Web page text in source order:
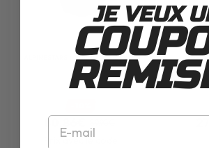
TOURING KIDNEY BELT
NOIR
80.86€
Prix avec le code
FOX
JE VEUX